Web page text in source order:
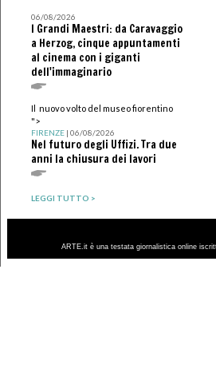
06/08/2026
I Grandi Maestri: da Caravaggio
a Herzog, cinque appuntamenti
al cinema con i giganti
dell'immaginario
Il nuovo volto del museo fiorentino
">
FIRENZE| 06/08/2026
Nel futuro degli Uffizi. Tra due
anni la chiusura dei lavori
LEGGI TUTTO >
ARTE.it è una testata giornalistica online